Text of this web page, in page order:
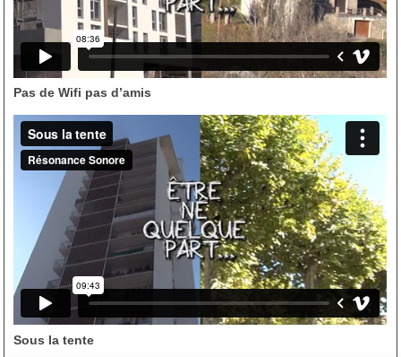
Pas de Wifi pas d’amis
Sous la tente